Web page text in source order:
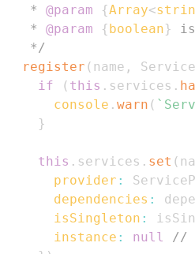
   *
@param {Array<
   *
@param {boolean}
   */
register ( name ,
if
( this . services .
console . warn ( `
}
this . services . set (
provider :
dependencies :
isSingleton :
instance : null
//